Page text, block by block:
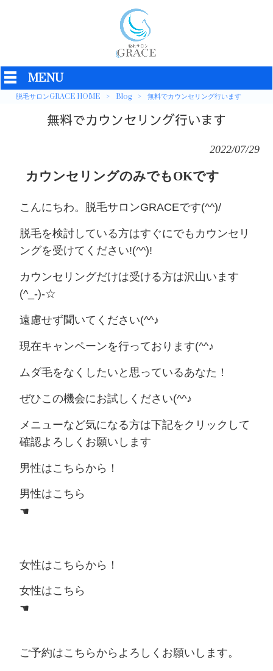
MENU
脱毛サロンGRACE HOME > Blog > 無料でカウンセリング行います
無料でカウンセリング行います
2022/07/29
カウンセリングのみでもOKです
こんにちわ。脱毛サロンGRACEです(^^)/
脱毛を検討している方はすぐにでもカウンセリ
ングを受けてください!(^^)!
カウンセリングだけは受ける方は沢山います
(^_-)-☆
遠慮せず聞いてください(^^♪
現在キャンペーンを行っております(^^♪
ムダ毛をなくしたいと思っているあなた！
ぜひこの機会にお試しください(^^♪
メニューなど気になる方は下記をクリックして
確認よろしくお願いします
男性はこちらから！
男性はこちら
☚
女性はこちらから！
女性はこちら
☚
ご予約はこちらからよろしくお願いします。